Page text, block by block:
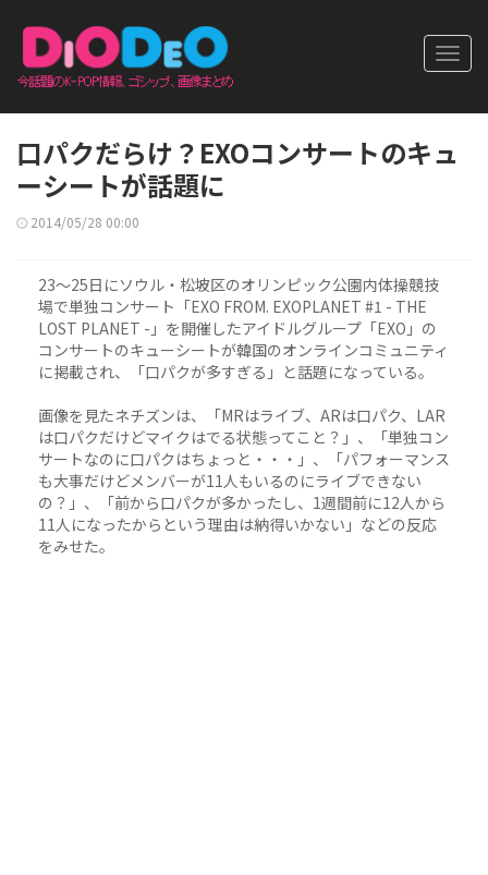
口パクだらけ？EXOコンサートのキュ
ーシートが話題に
2014/05/28 00:00
23～25日にソウル・松坡区のオリンピック公園内体操競技
場で単独コンサート「EXO FROM. EXOPLANET #1 - THE
LOST PLANET -」を開催したアイドルグループ「EXO」の
コンサートのキューシートが韓国のオンラインコミュニティ
に掲載され、「口パクが多すぎる」と話題になっている。
画像を見たネチズンは、「MRはライブ、ARは口パク、LAR
は口パクだけどマイクはでる状態ってこと？」、「単独コン
サートなのに口パクはちょっと・・・」、「パフォーマンス
も大事だけどメンバーが11人もいるのにライブできない
の？」、「前から口パクが多かったし、1週間前に12人から
11人になったからという理由は納得いかない」などの反応
をみせた。